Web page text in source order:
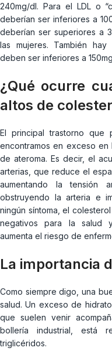
240mg/dl. Para el LDL o
deberían ser inferiores a
deberían ser superiores a
las mujeres. También
deben ser inferiores a
¿Qué ocurre
altos de
El principal trastorno que
encontramos en exceso
de ateroma. Es decir, el
arterias, que reduce el
aumentando la tensión
obstruyendo la arteria e
ningún síntoma, el
negativos para la salud
aumenta el riesgo de
La importancia
Como siempre digo, una
salud. Un exceso de
que suelen venir
bollería industrial, está
triglicéridos.